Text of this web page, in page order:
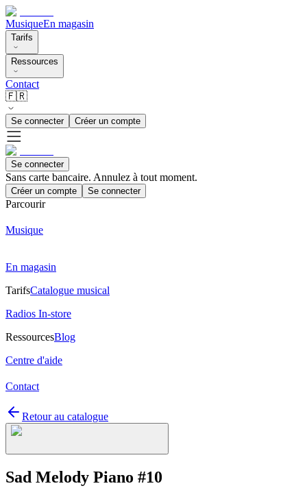
MusiqueEn magasin
Tarifs
Ressources
Contact
🇫🇷
Se connecter Créer un compte
Se connecter
Sans carte bancaire. Annulez à tout moment.
Créer un compte Se connecter
Parcourir
Musique
En magasin
TarifsCatalogue musical
Radios In-store
RessourcesBlog
Centre d'aide
Contact
Retour au catalogue
Sad Melody Piano #10